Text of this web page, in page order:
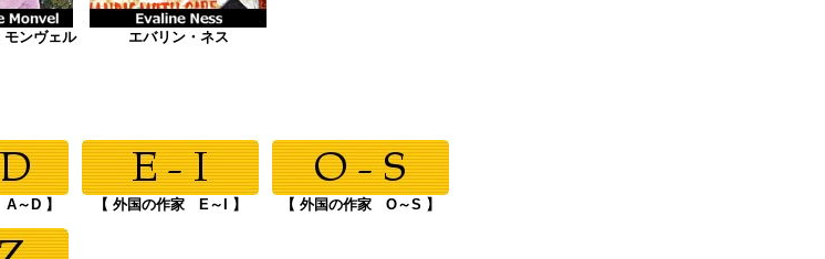
モンヴェル エバリン・ネス
～D 】 【 外国の作家 E～I 】 【 外国の作家 O～S 】